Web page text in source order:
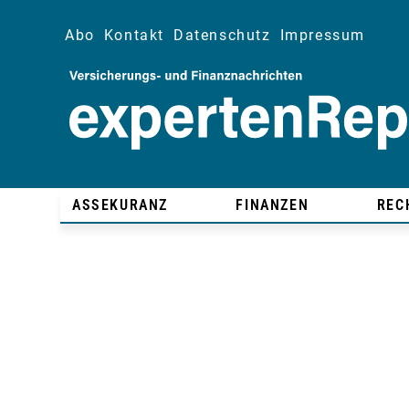
Abo Kontakt Datenschutz Impressum
ASSEKURANZ FINANZEN